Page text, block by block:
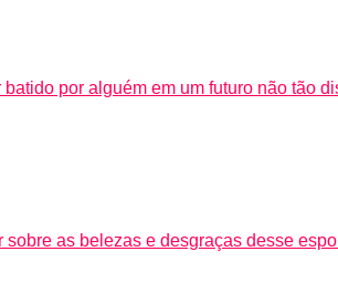
por alguém em um futuro não tão
as belezas e desgraças desse